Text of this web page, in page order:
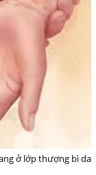
thượng bì da